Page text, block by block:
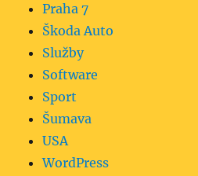
Praha 7
Škoda Auto
Služby
Software
Sport
Šumava
USA
WordPress